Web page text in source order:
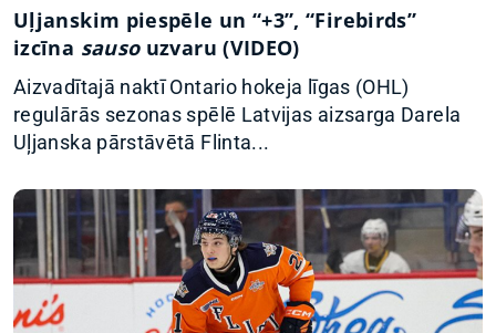
Uļjanskim piespēle un “+3”, “Firebirds”
izcīna sausouzvaru (VIDEO)
Aizvadītajā naktī Ontario hokeja līgas (OHL)
regulārās sezonas spēlē Latvijas aizsarga Darela
Uļjanska pārstāvētā Flinta...